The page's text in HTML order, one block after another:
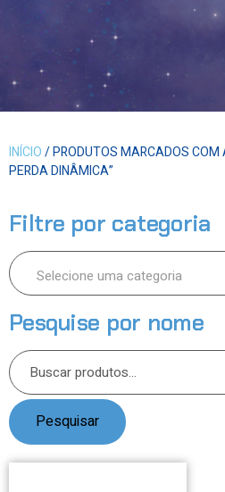
INÍCIO/ PRODUTOS MARCADOS COM
PERDA DINÂMICA”
Filtre por categoria
Selecione uma categoria
Pesquise por nome
Pesquisar